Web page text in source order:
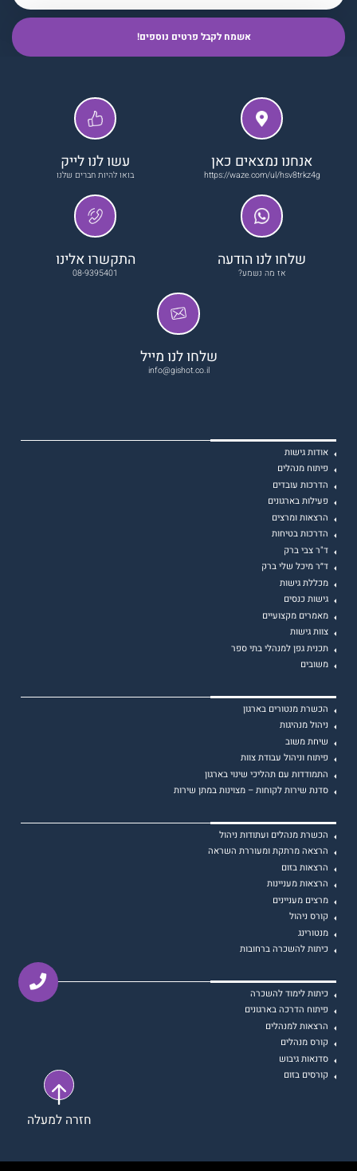
חזרה למעלה
אנחנו נמצאים כאן
https://waze.com/ul/hsv8trkz4g
עשו לנו לייק
בואו להיות חברים שלנו
שלחו לנו הודעה
אז מה נשמע?
התקשרו אלינו
08-9395401
שלחו לנו מייל
info@gishot.co.il
אודות גישות
פיתוח מנהלים
הדרכות עובדים
פעילות בארגונים
הרצאות ומרצים
הדרכות בטיחות
ד"ר צבי ברק
ד״ר מיכל שלי ברק
מכללת גישות
גישות כנסים
מאמרים מקצועיים
צוות גישות
תכנית גפן למנהלי בתי ספר
משובים
הכשרת מנטורים בארגון
ניהול מנהיגות
שיחת משוב
פיתוח וניהול עבודת צוות
התמודדות עם תהליכי שינוי בארגון
סדנת שירות לקוחות – מצוינות במתן שירות
הכשרת מנהלים ועתודות ניהול
הרצאה מרתקת ומעוררת השראה
הרצאות בזום
הרצאות מעניינות
מרצים מעניינים
קורס ניהול
מנטורינג
כיתות להשכרה ברחובות
כיתות לימוד להשכרה
פיתוח הדרכה בארגונים
הרצאות למנהלים
קורס מנהלים
סדנאות גיבוש
קורסים בזום